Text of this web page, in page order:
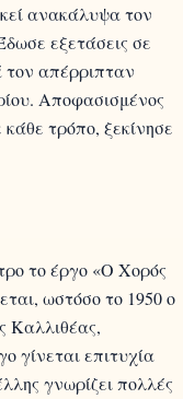
ανακάλυψα τον
εξετάσεις σε
τον απέρριπταν
Αποφασισμένος
τρόπο, ξεκίνησε
το έργο «Ο Χορός
ωστόσο το 1950 ο
Καλλιθέας,
γίνεται επιτυχία
γνωρίζει πολλές